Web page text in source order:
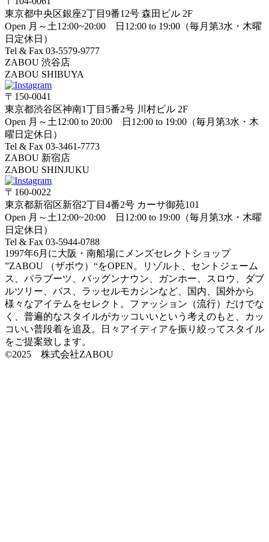
東京都中央区銀座2丁目9番12号 森田ビル 2F
Open 月～土12:00~20:00 日12:00 to 19:00（毎月第3水・木曜
日定休日）
Tel & Fax 03-5579-9777
ZABOU 渋谷店
ZABOU SHIBUYA
〒150-0041
東京都渋谷区神南1丁目5番2号 川村ビル 2F
Open 月～土12:00 to 20:00 日12:00 to 19:00（毎月第3水・木
曜日定休日）
Tel & Fax 03-3461-7773
ZABOU 新宿店
ZABOU SHINJUKU
〒160-0022
東京都新宿区新宿2丁目4番2号 カーサ御苑101
Open 月～土12:00~20:00 日12:00 to 19:00（毎月第3水・木曜
日定休日）
Tel & Fax 03-5944-0788
1997年6月に大阪・南船場にメンズセレクトショップ
”ZABOU （ザボウ）“をOPEN。リゾルト、セントジェーム
ス、パラブーツ、バッグンナウン、ガンホー、スロウ、ダブ
ルツリー、バス、ラッセルモカシンなど、国内、国外から
様々なアイテムをセレクト。ファッション（流行）だけでな
く、普遍的なスタイルがカッコいいという考えのもと、カッ
コいい普段着を追及。日々アイディアを振り絞ってスタイル
をご提案致します。
©2025 株式会社ZABOU